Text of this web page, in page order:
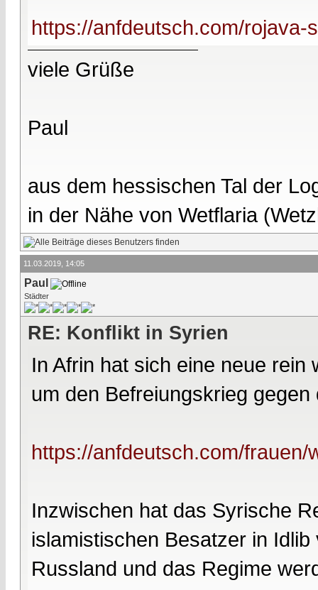
https://anfdeutsch.com/rojava-
viele Grüße
Paul
aus dem hessischen Tal der
in der Nähe von Wetflaria
11.03.2019, 14:05
Paul
Städter
RE: Konflikt in Syrien
In Afrin hat sich eine neue
um den Befreiungskrieg
https://anfdeutsch.com/frauen/
Inzwischen hat das Syrische
islamistischen Besatzer in
Russland und das Regime